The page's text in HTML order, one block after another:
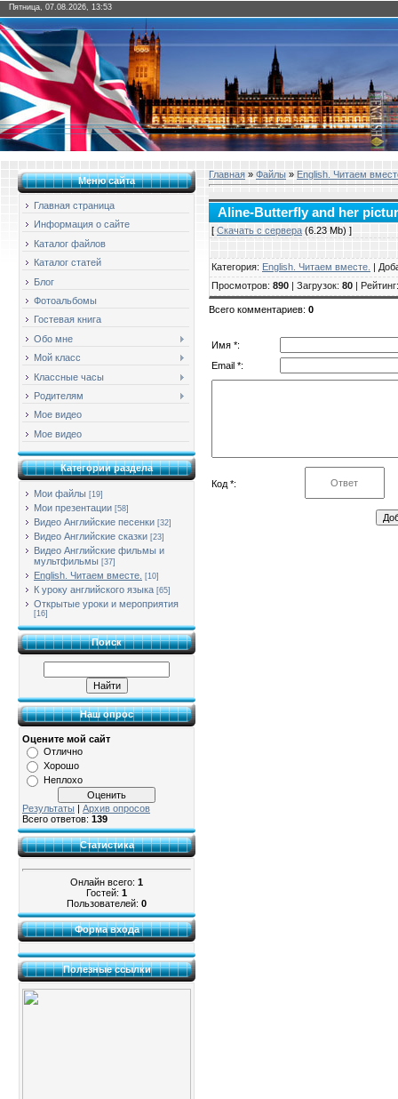
Пятница, 07.08.2026, 13:53
Меню сайта
Главная страница
Информация о сайте
Каталог файлов
Каталог статей
Блог
Фотоальбомы
Гостевая книга
Обо мне
Мой класс
Классные часы
Родителям
Мое видео
Мое видео
Категории раздела
Мои файлы [19]
Мои презентации [58]
Видео Английские песенки [32]
Видео Английские сказки [23]
Видео Английские фильмы и
мультфильмы [37]
English. Читаем вместе. [10]
К уроку английского языка [65]
Открытые уроки и мероприятия
[16]
Поиск
Наш опрос
Оцените мой сайт
Отлично
Хорошо
Неплохо
Результаты | Архив опросов
Всего ответов: 139
Статистика
Онлайн всего: 1
Гостей: 1
Пользователей: 0
Форма входа
Полезные ссылки
Главная » Файлы » English. Читаем
Aline-Butterfly and her
[ Скачать с сервера (6.23 Mb) ]
Категория: English. Читаем вместе. |
Просмотров: 890 | Загрузок: 80 | Рейтинг
Всего комментариев: 0
Имя *:
Email *:
Код *: